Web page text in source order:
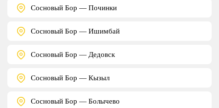
Сосновый Бор — Починки
Сосновый Бор — Ишимбай
Сосновый Бор — Дедовск
Сосновый Бор — Кызыл
Сосновый Бор — Болычево